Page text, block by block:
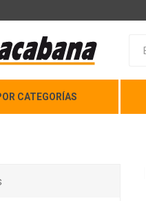
CATEGORÍAS